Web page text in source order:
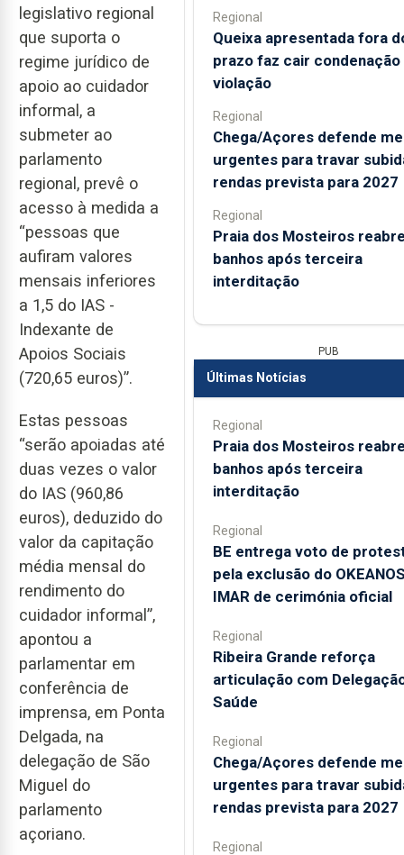
legislativo regional
que suporta o
regime jurídico de
apoio ao cuidador
informal, a
submeter ao
parlamento
regional, prevê o
acesso à medida a
“pessoas que
aufiram valores
mensais inferiores
a 1,5 do IAS -
Indexante de
Apoios Sociais
(720,65 euros)”.
Estas pessoas
“serão apoiadas até
duas vezes o valor
do IAS (960,86
euros), deduzido do
valor da capitação
média mensal do
rendimento do
cuidador informal”,
apontou a
parlamentar em
conferência de
imprensa, em Ponta
Delgada, na
delegação de São
Miguel do
parlamento
açoriano.
Regional
Queixa apresentada fora
prazo faz cair condenação
violação
Regional
Chega/Açores defende
urgentes para travar
rendas prevista para 2027
Regional
Praia dos Mosteiros
banhos após terceira
interditação
PUB
Últimas Notícias
Regional
Praia dos Mosteiros
banhos após terceira
interditação
Regional
BE entrega voto de
pela exclusão do
IMAR de cerimónia oficial
Regional
Ribeira Grande reforça
articulação com
Saúde
Regional
Chega/Açores defende
urgentes para travar
rendas prevista para 2027
Regional